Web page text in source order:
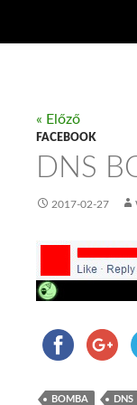
« Előző
FACEBOOK
DNS
2017-02-27
BOMBA DNS